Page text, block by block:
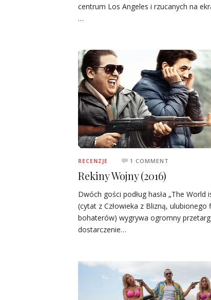
centrum Los Angeles i rzucanych na
…
RECENZJE 1 COMMENT
Rekiny Wojny (2016)
Dwóch gości podług hasła „The World
(cytat z Człowieka z Blizną, ulubionego
bohaterów) wygrywa ogromny
dostarczenie…